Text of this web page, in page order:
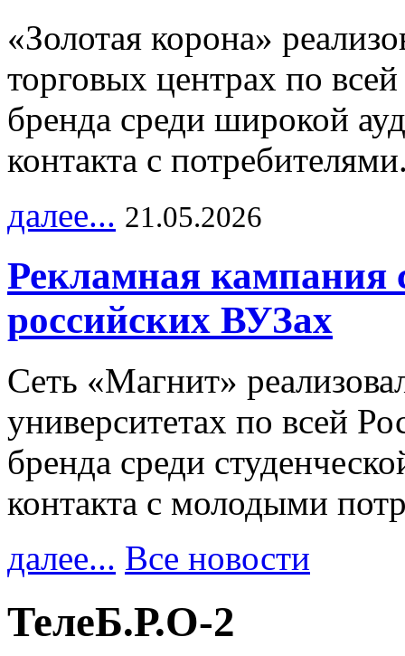
«Золотая корона»
торговых центрах по
бренда среди широкой
контакта с
далее... 21.05.2026
Рекламная кампания
российских ВУЗах
Сеть «Магнит»
университетах по всей
бренда среди
контакта с молодыми
далее... Все новости
ТелеБ.Р.О-2